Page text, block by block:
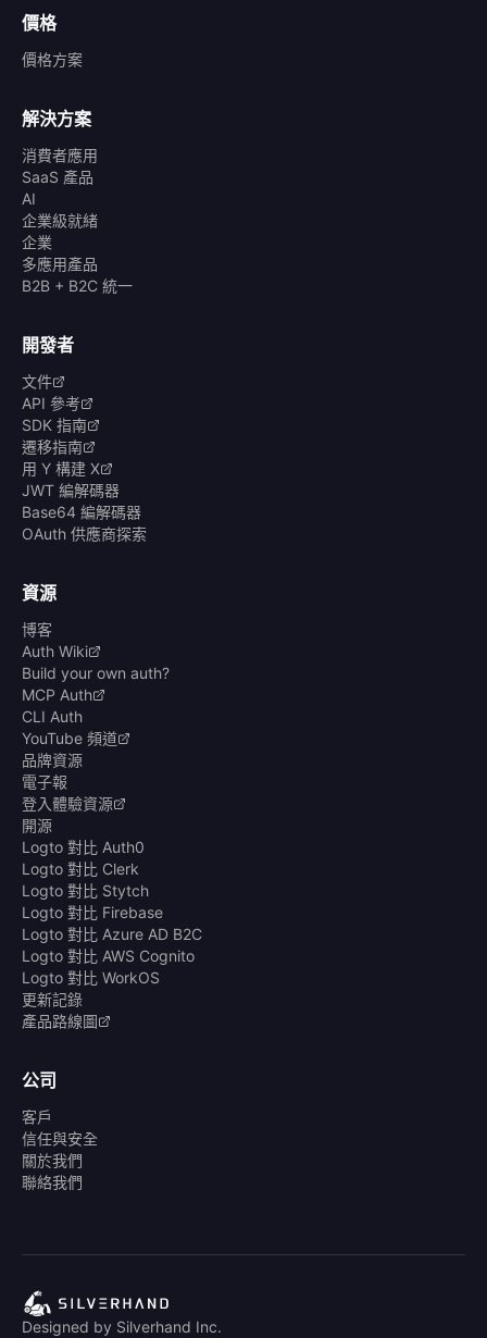
價格
價格方案
解決方案
消費者應用
SaaS 產品
AI
企業級就緒
企業
多應用產品
B2B + B2C 統一
開發者
文件
API 參考
SDK 指南
遷移指南
用 Y 構建 X
JWT 編解碼器
Base64 編解碼器
OAuth 供應商探索
資源
博客
Auth Wiki
Build your own auth?
MCP Auth
CLI Auth
YouTube 頻道
品牌資源
電子報
登入體驗資源
開源
Logto 對比 Auth0
Logto 對比 Clerk
Logto 對比 Stytch
Logto 對比 Firebase
Logto 對比 Azure AD B2C
Logto 對比 AWS Cognito
Logto 對比 WorkOS
更新記錄
產品路線圖
公司
客戶
信任與安全
關於我們
聯絡我們
Designed by Silverhand Inc.